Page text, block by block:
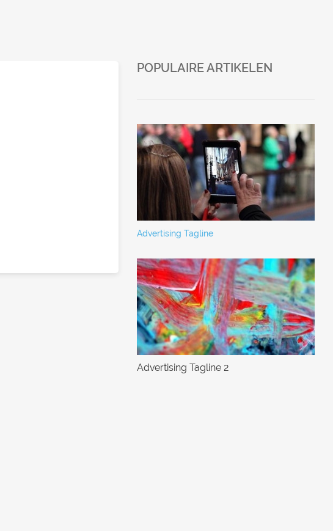
POPULAIRE ARTIKELEN
Advertising Tagline
Advertising Tagline 2